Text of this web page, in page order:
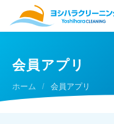
会員アプリ
ホーム / 会員アプリ